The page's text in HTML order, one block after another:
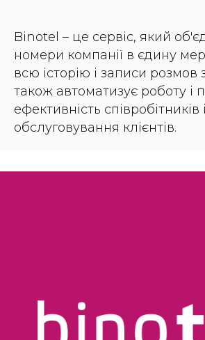
Binotel – це сервіс, який
номери компанії в єдину
всю історію і записи розмов
також автоматизує роботу і
ефективність співробітників
обслуговування клієнтів.